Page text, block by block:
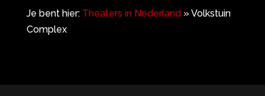
Je bent hier: Theaters in Nederland» Volkstuin
Complex